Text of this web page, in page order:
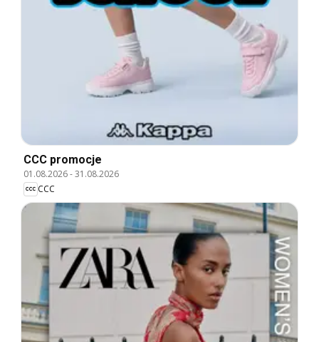
CCC promocje
01.08.2026-31.08.2026
CCC